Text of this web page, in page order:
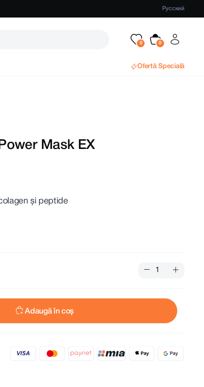
Русский
Ofertă Specială
Mask EX
și peptide
Adaugă în coș